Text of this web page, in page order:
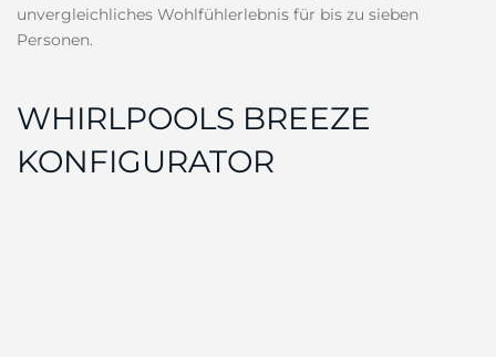
unvergleichliches Wohlfühlerlebnis für bis zu sieben
Personen.
WHIRLPOOLS BREEZE
KONFIGURATOR